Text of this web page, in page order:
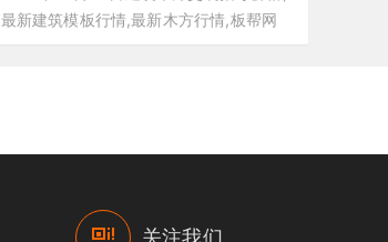
最新建筑模板行情,最新木方行情,板帮网
关注我们